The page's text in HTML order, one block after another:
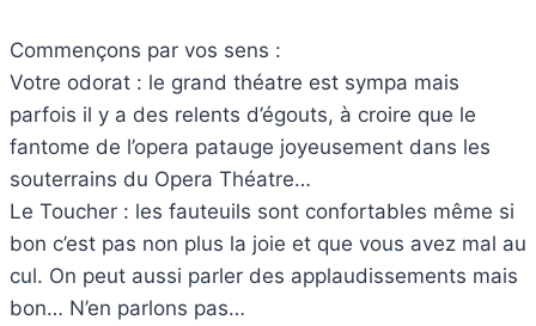
Commençons par vos sens :
Votre odorat : le grand théatre est sympa mais
parfois il y a des relents d’égouts, à croire que le
fantome de l’opera patauge joyeusement dans les
souterrains du Opera Théatre…
Le Toucher : les fauteuils sont confortables même si
bon c’est pas non plus la joie et que vous avez mal au
cul. On peut aussi parler des applaudissements mais
bon… N’en parlons pas…